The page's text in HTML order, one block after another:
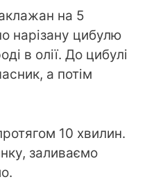
на 5
нарізану цибулю
в олії. До цибулі
а потім
10 хвилин.
заливаємо